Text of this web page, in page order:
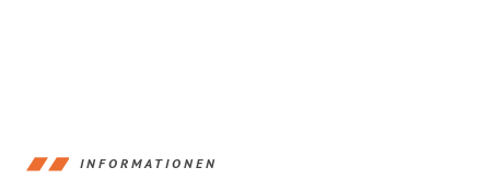
INFORMATIONEN